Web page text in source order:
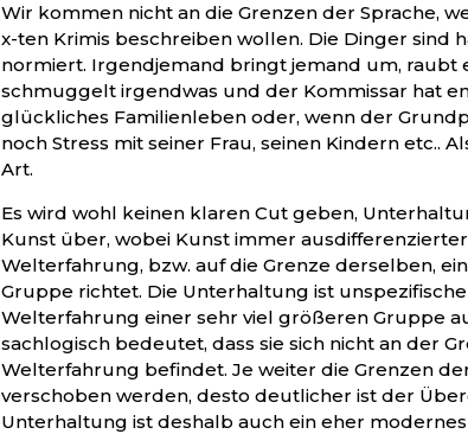
Wir kommen nicht an die Grenzen der Sprache,
x-ten Krimis beschreiben wollen. Die Dinger sind
normiert. Irgendjemand bringt jemand um, raubt
schmuggelt irgendwas und der Kommissar hat
glückliches Familienleben oder, wenn der
noch Stress mit seiner Frau, seinen Kindern etc..
Art.
Es wird wohl keinen klaren Cut geben,
Kunst über, wobei Kunst immer ausdifferenzierter
Welterfahrung, bzw. auf die Grenze derselben,
Gruppe richtet. Die Unterhaltung ist
Welterfahrung einer sehr viel größeren Gruppe
sachlogisch bedeutet, dass sie sich nicht an der
Welterfahrung befindet. Je weiter die Grenzen
verschoben werden, desto deutlicher ist der
Unterhaltung ist deshalb auch ein eher